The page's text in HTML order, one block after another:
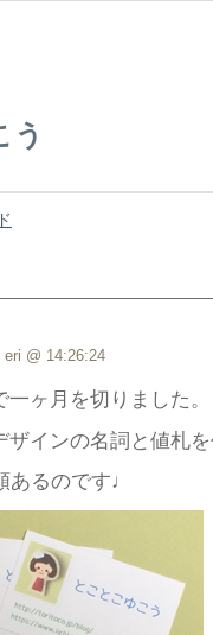
う
@ 14:26:24
ヶ月を切りました。
ザインの名詞と値札
あるのです♩